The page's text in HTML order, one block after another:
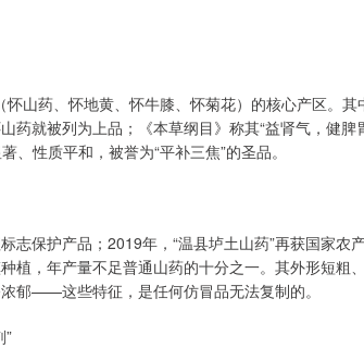
怀山药、怀地黄、怀牛膝、怀菊花）的核心产区。
药就被列为上品；《本草纲目》称其“益肾气，健脾
、性质平和，被誉为“平补三焦”的圣品。
志保护产品；2019年，“温县垆土山药”再获国家农
植，年产量不足普通山药的十分之一。其外形短粗
郁——这些特征，是任何仿冒品无法复制的。
”